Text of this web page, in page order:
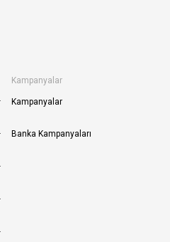
Kampanyalar
Kampanyalar
Banka Kampanyaları